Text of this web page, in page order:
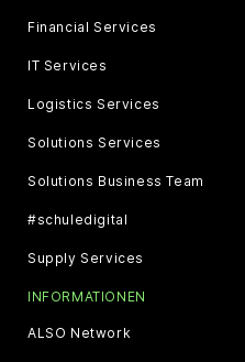
Financial Services
IT Services
Logistics Services
Solutions Services
Solutions Business Team
#schuledigital
Supply Services
INFORMATIONEN
ALSO Network